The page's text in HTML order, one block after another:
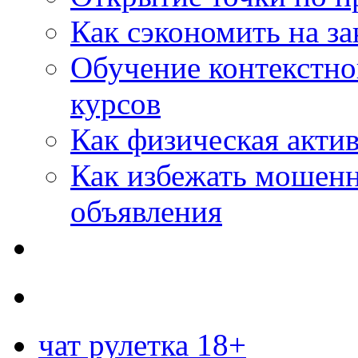
Как сэкономить на
Обучение
курсов
Как физическая
Как избежать
объявления
чат рулетка 18+